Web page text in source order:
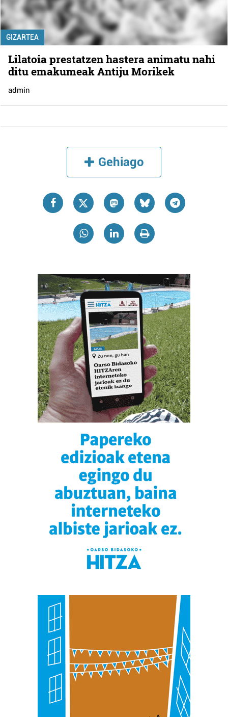
GIZARTEA
Lilatoia prestatzen hastera animatu nahi
ditu emakumeak Antiju Morikek
admin
Gehiago